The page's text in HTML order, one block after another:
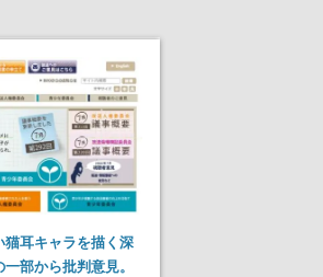
猫耳キャラを描く深
部から批判意見。